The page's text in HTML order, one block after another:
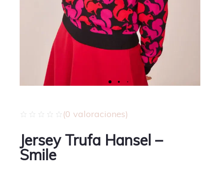
(0 valoraciones)
Jersey Trufa Hansel –
Smile